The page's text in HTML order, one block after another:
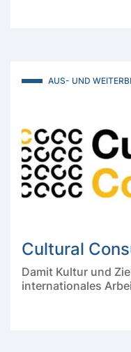
AUS- UND
Cultural
Damit Kultur und
internationales